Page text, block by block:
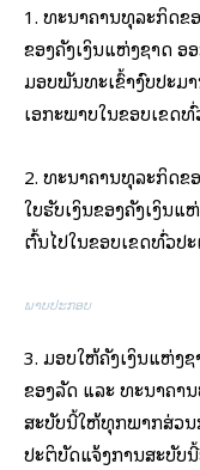
1. ທະນາຄານທຸລະກິດຂ
ຂອງຄັງເງິນແຫ່ງຊາດ
ມອບພັນທະເຂົ້າງົບປະມ
ເອກະພາບໃນຂອບເຂດ
2. ທະນາຄານທຸລະກິດຂ
ໃບຮັບເງິນຂອງຄັງເງິນ
ຕົ້ນໄປໃນຂອບເຂດທົ່ວປ
ພາບປະກອບ
3. ມອບໃຫ້ຄັງເງິນແຫ່ງ
ຂອງລັດ ແລະ ທະນາຄ
ສະບັບນີ້ໃຫ້ທຸກພາກສ່ວ
ປະຕິບັດແຈ້ງການສະບັບ